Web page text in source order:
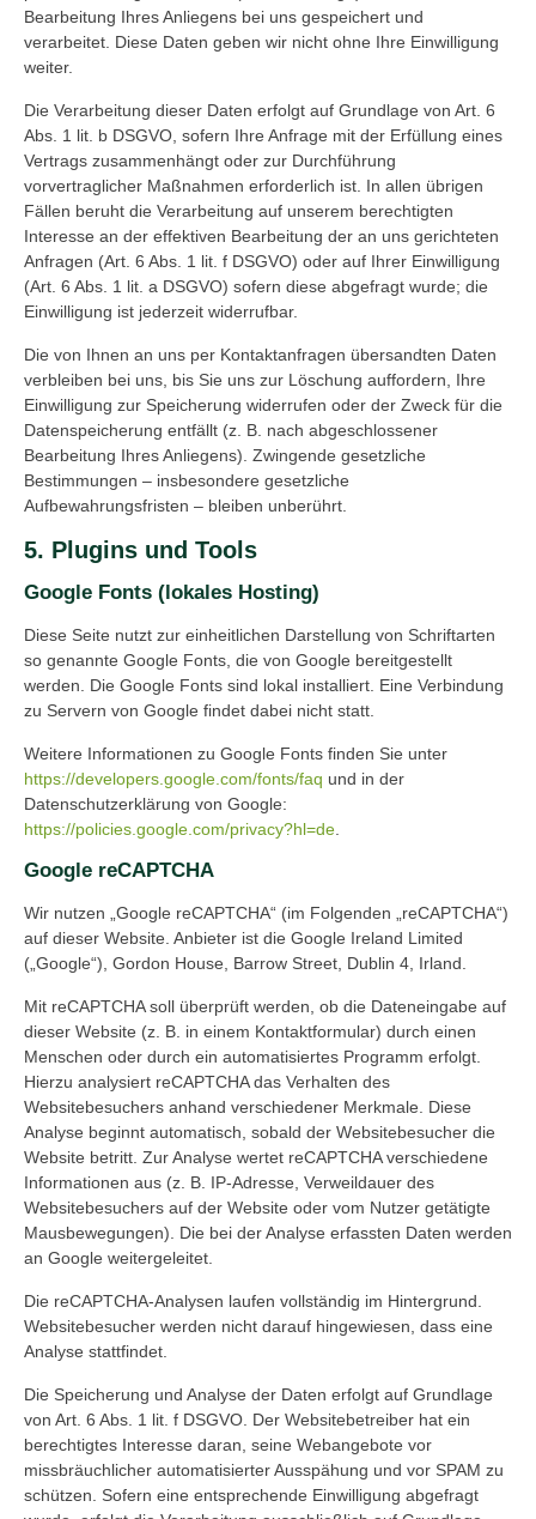
Bearbeitung Ihres Anliegens bei uns gespeichert und
verarbeitet. Diese Daten geben wir nicht ohne Ihre Einwilligung
weiter.
Die Verarbeitung dieser Daten erfolgt auf Grundlage von Art. 6
Abs. 1 lit. b DSGVO, sofern Ihre Anfrage mit der Erfüllung eines
Vertrags zusammenhängt oder zur Durchführung
vorvertraglicher Maßnahmen erforderlich ist. In allen übrigen
Fällen beruht die Verarbeitung auf unserem berechtigten
Interesse an der effektiven Bearbeitung der an uns gerichteten
Anfragen (Art. 6 Abs. 1 lit. f DSGVO) oder auf Ihrer Einwilligung
(Art. 6 Abs. 1 lit. a DSGVO) sofern diese abgefragt wurde; die
Einwilligung ist jederzeit widerrufbar.
Die von Ihnen an uns per Kontaktanfragen übersandten Daten
verbleiben bei uns, bis Sie uns zur Löschung auffordern, Ihre
Einwilligung zur Speicherung widerrufen oder der Zweck für die
Datenspeicherung entfällt (z. B. nach abgeschlossener
Bearbeitung Ihres Anliegens). Zwingende gesetzliche
Bestimmungen – insbesondere gesetzliche
Aufbewahrungsfristen – bleiben unberührt.
5. Plugins und Tools
Google Fonts (lokales Hosting)
Diese Seite nutzt zur einheitlichen Darstellung von Schriftarten
so genannte Google Fonts, die von Google bereitgestellt
werden. Die Google Fonts sind lokal installiert. Eine Verbindung
zu Servern von Google findet dabei nicht statt.
Weitere Informationen zu Google Fonts finden Sie unter
https://developers.google.com/fonts/faq und in der
Datenschutzerklärung von Google:
https://policies.google.com/privacy?hl=de.
Google reCAPTCHA
Wir nutzen „Google reCAPTCHA“ (im Folgenden „reCAPTCHA“)
auf dieser Website. Anbieter ist die Google Ireland Limited
(„Google“), Gordon House, Barrow Street, Dublin 4, Irland.
Mit reCAPTCHA soll überprüft werden, ob die Dateneingabe auf
dieser Website (z. B. in einem Kontaktformular) durch einen
Menschen oder durch ein automatisiertes Programm erfolgt.
Hierzu analysiert reCAPTCHA das Verhalten des
Websitebesuchers anhand verschiedener Merkmale. Diese
Analyse beginnt automatisch, sobald der Websitebesucher die
Website betritt. Zur Analyse wertet reCAPTCHA verschiedene
Informationen aus (z. B. IP-Adresse, Verweildauer des
Websitebesuchers auf der Website oder vom Nutzer getätigte
Mausbewegungen). Die bei der Analyse erfassten Daten werden
an Google weitergeleitet.
Die reCAPTCHA-Analysen laufen vollständig im Hintergrund.
Websitebesucher werden nicht darauf hingewiesen, dass eine
Analyse stattfindet.
Die Speicherung und Analyse der Daten erfolgt auf Grundlage
von Art. 6 Abs. 1 lit. f DSGVO. Der Websitebetreiber hat ein
berechtigtes Interesse daran, seine Webangebote vor
missbräuchlicher automatisierter Ausspähung und vor SPAM zu
schützen. Sofern eine entsprechende Einwilligung abgefragt